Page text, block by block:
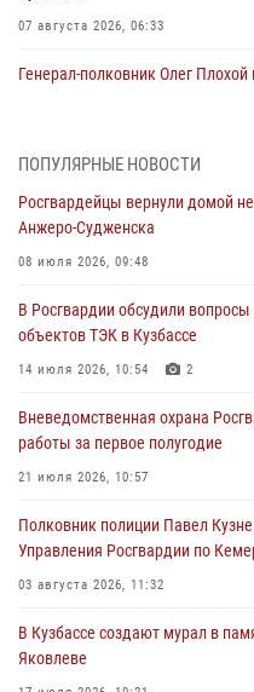
07 августа 2026, 06:33
Генерал-полковник Олег
07 августа 2026, 05:32
С 1 сентября 2026 года
частной охранной деятельности
06 августа 2026, 10:19
Росгвардейцы задержали
ножевого ранения кемеровчанину
06 августа 2026, 09:18
Росгвардейцы задержали
горожанки
06 августа 2026, 08:17
Росгвардейцы пресекли
новокузнечанку от
06 августа 2026, 07:16
ПОПУЛЯРНЫЕ НОВОСТИ
Росгвардейцы вернули домой
Анжеро-Судженска
08 июля 2026, 09:48
В Росгвардии обсудили
объектов ТЭК в Кузбассе
14 июля 2026, 10:54 2
Вневедомственная охрана
работы за первое полугодие
21 июля 2026, 10:57
Полковник полиции Павел
Управления Росгвардии по
03 августа 2026, 11:32
В Кузбассе создают мурал в
Яковлеве